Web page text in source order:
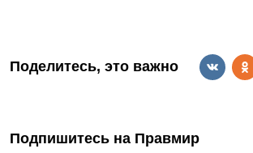
Поделитесь, это важно
Подпишитесь на Правмир